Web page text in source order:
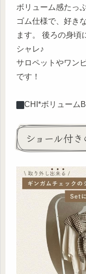
ボリューム感たっ
ゴム仕様で、好き
ます。 後ろの身頃
シャレ♪
サロペットやワン
です！
︎CHI*ボリューム
ショール付